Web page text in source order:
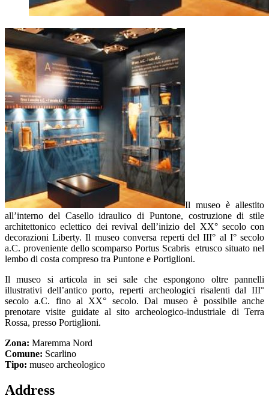
Il museo è allestito
all’interno del Casello idraulico di Puntone, costruzione di stile
architettonico eclettico dei revival dell’inizio del XX° secolo con
decorazioni Liberty. Il museo conversa reperti del III° al I° secolo
a.C. proveniente dello scomparso Portus Scabris etrusco situato nel
lembo di costa compreso tra Puntone e Portiglioni.
Il museo si articola in sei sale che espongono oltre pannelli
illustrativi dell’antico porto, reperti archeologici risalenti dal III°
secolo a.C. fino al XX° secolo. Dal museo è possibile anche
prenotare visite guidate al sito archeologico-industriale di Terra
Rossa, presso Portiglioni.
Zona: Maremma Nord
Comune: Scarlino
Tipo: museo archeologico
Address